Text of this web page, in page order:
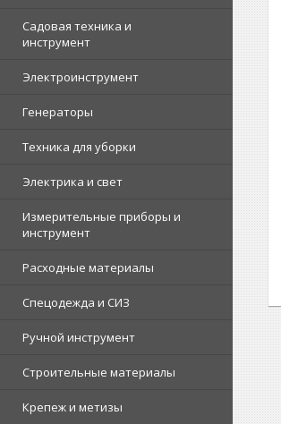
Садовая техника и
инструмент
Электроинструмент
Генераторы
Техника для уборки
Электрика и свет
Измерительные приборы и
инструмент
Расходные материалы
Спецодежда и СИЗ
Ручной инструмент
Строительные материалы
Крепеж и метизы